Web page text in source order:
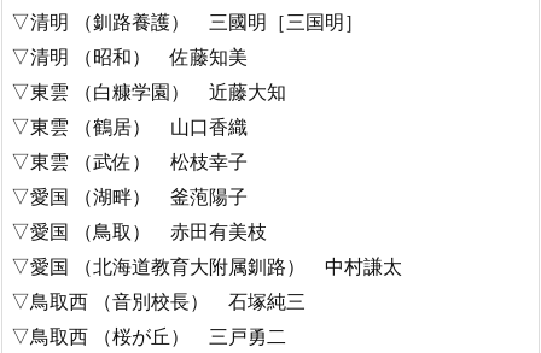
▽清明 （釧路養護） 三國明［三国明］
▽清明 （昭和） 佐藤知美
▽東雲 （白糠学園） 近藤大知
▽東雲 （鶴居） 山口香織
▽東雲 （武佐） 松枝幸子
▽愛国 （湖畔） 釜萢陽子
▽愛国 （鳥取） 赤田有美枝
▽愛国 （北海道教育大附属釧路） 中村謙太
▽鳥取西 （音別校長） 石塚純三
▽鳥取西 （桜が丘） 三戸勇二